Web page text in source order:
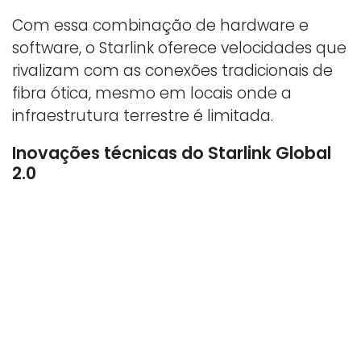
Com essa combinação de hardware e
software, o Starlink oferece velocidades que
rivalizam com as conexões tradicionais de
fibra ótica, mesmo em locais onde a
infraestrutura terrestre é limitada.
Inovações técnicas do Starlink Global
2.0